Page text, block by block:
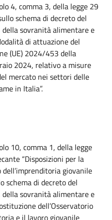
4, comma 3, della legge 29
schema di decreto del
sovranità alimentare e
di attuazione del
(UE) 2024/453 della
2024, relativo a misure
mercato nei settori delle
in Italia”.
10, comma 1, della legge
“Disposizioni per la
giovanile
schema di decreto del
sovranità alimentare e
dell’Osservatorio
e il lavoro giovanile